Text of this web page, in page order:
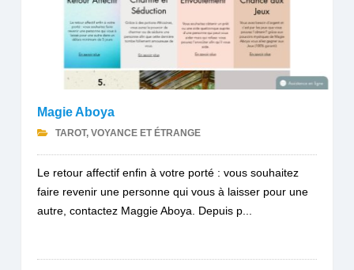
Magie Aboya
TAROT, VOYANCE ET ÉTRANGE
Le retour affectif enfin à votre porté : vous souhaitez
faire revenir une personne qui vous à laisser pour une
autre, contactez Maggie Aboya. Depuis p...